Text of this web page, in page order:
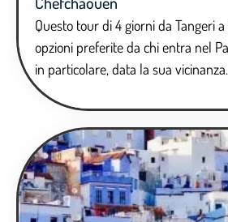
Questo tour di 4 giorni da Tangeri
opzioni preferite da chi entra nel
in particolare, data la sua